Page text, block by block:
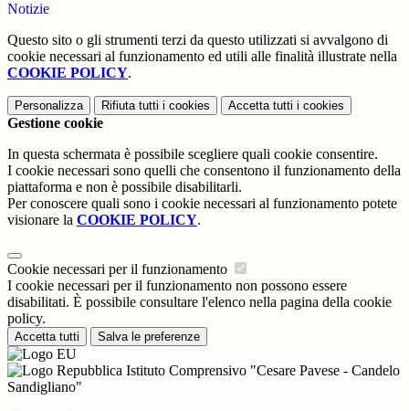
Notizie
Questo sito o gli strumenti terzi da questo utilizzati si avvalgono di
cookie necessari al funzionamento ed utili alle finalità illustrate nella
COOKIE POLICY.
Personalizza Rifiuta tutti i cookies Accetta tutti i cookies
Gestione cookie
In questa schermata è possibile scegliere quali cookie consentire.
I cookie necessari sono quelli che consentono il funzionamento della
piattaforma e non è possibile disabilitarli.
Per conoscere quali sono i cookie necessari al funzionamento potete
visionare la COOKIE POLICY.
Cookie necessari per il funzionamento
I cookie necessari per il funzionamento non possono essere
disabilitati. È possibile consultare l'elenco nella pagina della cookie
policy.
Accetta tutti Salva le preferenze
Istituto Comprensivo "Cesare Pavese - Candelo
Sandigliano"